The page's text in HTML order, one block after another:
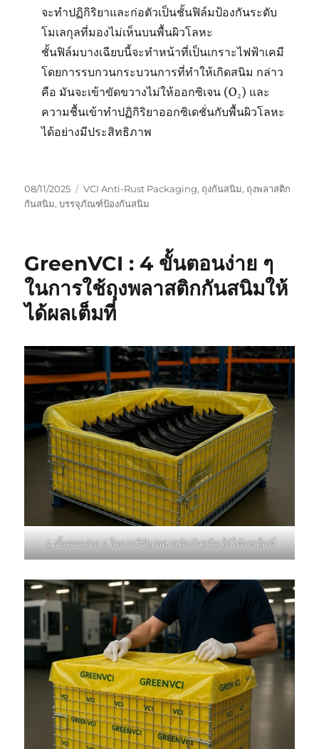
จะทำปฏิกิริยาและก่อตัวเป็นชั้นฟิล์มป้องกันระดับ
โมเลกุลที่มองไม่เห็นบนพื้นผิวโลหะ
ชั้นฟิล์มบางเฉียบนี้จะทำหน้าที่เป็นเกราะไฟฟ้าเคมี
โดยการรบกวนกระบวนการที่ทำให้เกิดสนิม กล่าว
คือ มันจะเข้าขัดขวางไม่ให้ออกซิเจน (O₂) และ
ความชื้นเข้าทำปฏิกิริยาออกซิเดชั่นกับพื้นผิวโลหะ
ได้อย่างมีประสิทธิภาพ
Posted
on
08/11/2025 Tags
VCI Anti-Rust Packaging, ถุงกันสนิม, ถุงพลาสติก
กันสนิม,บรรจุภัณฑ์ป้องกันสนิม
GreenVCI : 4 ขั้นตอนง่าย ๆ
ในการใช้ถุงพลาสติกกันสนิมให้
ได้ผลเต็มที่
4 ขั้นตอนง่าย ๆ ในการใช้ถุงพลาสติกกันสนิมให้ได้ผลเต็มที่